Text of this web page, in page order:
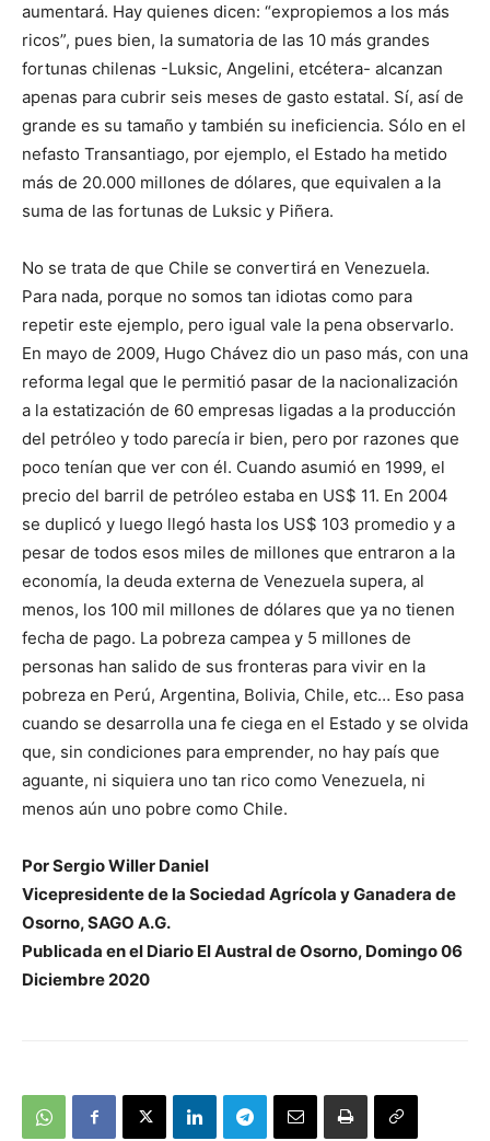
aumentará. Hay quienes dicen: “expropiemos a los más
ricos”, pues bien, la sumatoria de las 10 más grandes
fortunas chilenas -Luksic, Angelini, etcétera- alcanzan
apenas para cubrir seis meses de gasto estatal. Sí, así de
grande es su tamaño y también su ineficiencia. Sólo en el
nefasto Transantiago, por ejemplo, el Estado ha metido
más de 20.000 millones de dólares, que equivalen a la
suma de las fortunas de Luksic y Piñera.
No se trata de que Chile se convertirá en Venezuela.
Para nada, porque no somos tan idiotas como para
repetir este ejemplo, pero igual vale la pena observarlo.
En mayo de 2009, Hugo Chávez dio un paso más, con una
reforma legal que le permitió pasar de la nacionalización
a la estatización de 60 empresas ligadas a la producción
del petróleo y todo parecía ir bien, pero por razones que
poco tenían que ver con él. Cuando asumió en 1999, el
precio del barril de petróleo estaba en US$ 11. En 2004
se duplicó y luego llegó hasta los US$ 103 promedio y a
pesar de todos esos miles de millones que entraron a la
economía, la deuda externa de Venezuela supera, al
menos, los 100 mil millones de dólares que ya no tienen
fecha de pago. La pobreza campea y 5 millones de
personas han salido de sus fronteras para vivir en la
pobreza en Perú, Argentina, Bolivia, Chile, etc… Eso pasa
cuando se desarrolla una fe ciega en el Estado y se olvida
que, sin condiciones para emprender, no hay país que
aguante, ni siquiera uno tan rico como Venezuela, ni
menos aún uno pobre como Chile.
Por Sergio Willer Daniel
Vicepresidente de la Sociedad Agrícola y Ganadera de
Osorno, SAGO A.G.
Publicada en el Diario El Austral de Osorno, Domingo 06
Diciembre 2020